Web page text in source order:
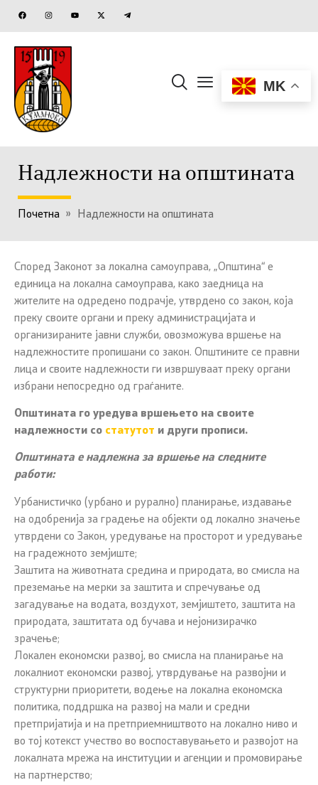
MK
Надлежности на општината
Почетна » Надлежности на општината
Според Законот за локална самоуправа, „Општина“ е
единица на локална самоуправа, како заедница на
жителите на одредено подрачје, утврдено со закон, која
преку своите органи и преку администрацијата и
организираните јавни служби, овозможува вршење на
надлежностите пропишани со закон. Општините се правни
лица и своите надлежности ги извршуваат преку органи
избрани непосредно од граѓаните.
Општината го уредува вршењето на своите
надлежности со статутот и други прописи.
Општината е надлежна за вршење на следните
работи:
Урбанистичко (урбано и рурално) планирање, издавање
на одобренија за градење на објекти од локално значење
утврдени со Закон, уредување на просторот и уредување
на градежното земјиште;
Заштита на животната средина и природата, во смисла на
преземање на мерки за заштита и спречување од
загадување на водата, воздухот, земјиштето, заштита на
природата, заштитата од бучава и нејонизирачко
зрачење;
Локален економски развој, во смисла на планирање на
локалниот економски развој, утврдување на развојни и
структурни приоритети, водење на локална економска
политика, поддршка на развој на мали и средни
претпријатија и на претприемништвото на локално ниво и
во тој котекст учество во воспоставувањето и развојот на
локалната мрежа на институции и агенции и промовирање
на партнерство;